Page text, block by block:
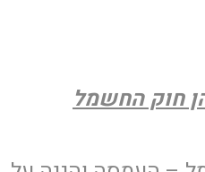
חוק החשמל